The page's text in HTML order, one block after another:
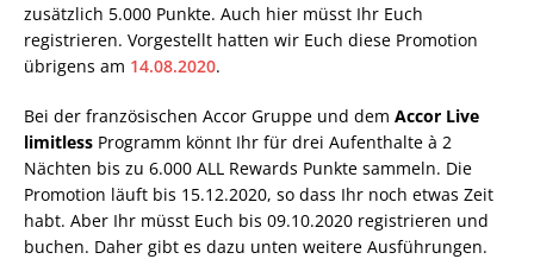
zusätzlich 5.000 Punkte. Auch hier müsst Ihr Euch
registrieren. Vorgestellt hatten wir Euch diese Promotion
übrigens am 14.08.2020.
Bei der französischen Accor Gruppe und dem Accor Live
limitless Programm könnt Ihr für drei Aufenthalte à 2
Nächten bis zu 6.000 ALL Rewards Punkte sammeln. Die
Promotion läuft bis 15.12.2020, so dass Ihr noch etwas Zeit
habt. Aber Ihr müsst Euch bis 09.10.2020 registrieren und
buchen. Daher gibt es dazu unten weitere Ausführungen.